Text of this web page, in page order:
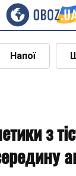
Напої
з